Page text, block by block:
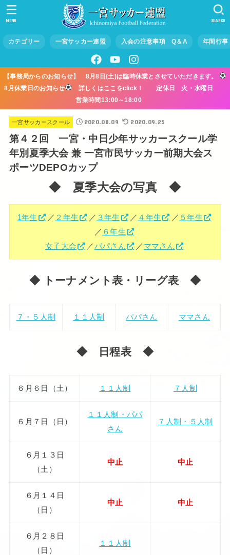
カテゴリー 一宮サッカー連盟 入会の注意事項 Q＆A 年間行事
SEARCH
MENU
【事務局からのお知らせ】 8月8日(土)は臨時休業とさせていただきます。
8月休業日のお知らせ
詳しくはここをclick！ 定休日 火・水曜日
営業時間13:00～18:00
一宮サッカースクール 2020.08.09 2020.09.25
第４２回 一宮・中日少年サッカースクール学
年別夏季大会 兼 一宮市民サッカー前期大会ス
ポーツDEPOカップ
◆ 夏季大会の写真 ◆
1年生 ／ ２年生 ／ ３年生 ／ ４年生 ／ ５年生
／ ６年生
女子大会
／パパさん ／ ママさん
◆ トーナメント表・リーグ表 ◆
７・５人制 １１人制 パパさん ママさん
◆ 日程表 ◆
６月６日（土） １１人制 ７人制
６月７日（日）
１１人制・パパ
さん
７人制・５人制
６月１３日
（土）
中止 中止
６月１４日
（日）
中止 中止
６月２８日
（日）
１１人制